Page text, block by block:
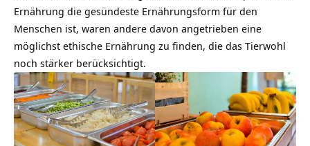
Ernährung die gesündeste Ernährungsform für den
Menschen ist, waren andere davon angetrieben eine
möglichst ethische Ernährung zu finden, die das Tierwohl
noch stärker berücksichtigt.